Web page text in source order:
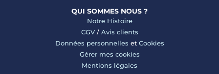
QUI SOMMES NOUS ?
Notre Histoire
CGV/ Avis clients
Données personnelles et Cookies
Gérer mes cookies
Mentions légales